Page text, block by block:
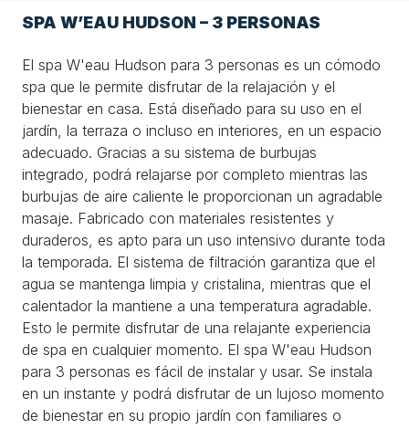
SPA W’EAU HUDSON – 3 PERSONAS
El spa W'eau Hudson para 3 personas es un cómodo
spa que le permite disfrutar de la relajación y el
bienestar en casa. Está diseñado para su uso en el
jardín, la terraza o incluso en interiores, en un espacio
adecuado. Gracias a su sistema de burbujas
integrado, podrá relajarse por completo mientras las
burbujas de aire caliente le proporcionan un agradable
masaje. Fabricado con materiales resistentes y
duraderos, es apto para un uso intensivo durante toda
la temporada. El sistema de filtración garantiza que el
agua se mantenga limpia y cristalina, mientras que el
calentador la mantiene a una temperatura agradable.
Esto le permite disfrutar de una relajante experiencia
de spa en cualquier momento. El spa W'eau Hudson
para 3 personas es fácil de instalar y usar. Se instala
en un instante y podrá disfrutar de un lujoso momento
de bienestar en su propio jardín con familiares o